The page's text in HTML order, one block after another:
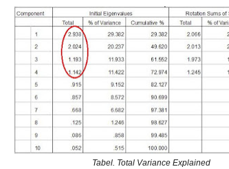
Tabel. Total Variance Explained